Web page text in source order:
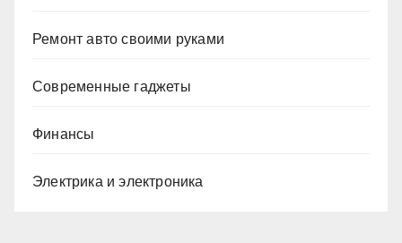
Ремонт авто своими руками
Современные гаджеты
Финансы
Электрика и электроника